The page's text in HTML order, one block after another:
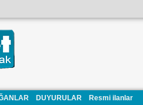
DUYURULAR Resmi ilanlar